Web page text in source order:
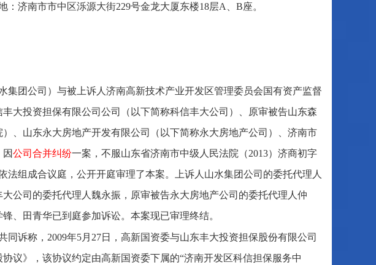
济南市市中区泺源大街229号金龙大厦东楼18层A、B座。
集团公司）与被上诉人济南高新技术产业开发区管理委员会国有资产监督
大投资担保有限公司公司（以下简称科信丰大公司）、原审被告山东森
、山东永大房地产开发有限公司（以下简称永大房地产公司）、济南市
公司合并纠纷一案，不服山东省济南市中级人民法院（2013）济商初字
法组成合议庭，公开开庭审理了本案。上诉人山水集团公司的委托代理人
公司的委托代理人魏永振，原审被告永大房地产公司的委托代理人仲
、田青华已到庭参加诉讼。本案现已审理终结。
诉称，2009年5月27日，高新国资委与山东丰大投资担保股份有限公司
议》，该协议约定由高新国资委下属的“济南开发区科信担保服务中